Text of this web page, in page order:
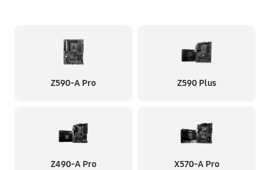
Z590-A Pro Z590 Plus
Z490-A Pro X570-A Pro